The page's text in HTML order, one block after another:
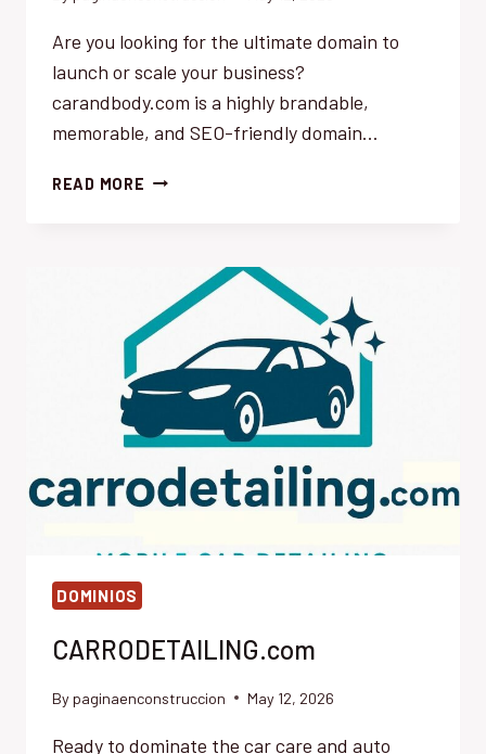
Are you looking for the ultimate domain to
launch or scale your business?
carandbody.com is a highly brandable,
memorable, and SEO-friendly domain…
READ MORE CARANDBODY.COM
DOMINIOS
CARRODETAILING.com
By paginaenconstruccion May 12, 2026
Ready to dominate the car care and auto